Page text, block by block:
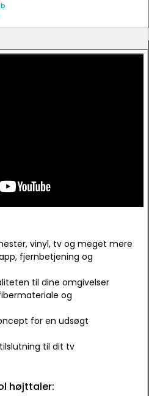
vinyl, tv og meget mere
fjernbetjening og
til dine omgivelser
og
for en udsøgt
til dit tv
højttaler: